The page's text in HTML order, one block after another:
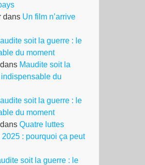
dans Un film n’arrive
soit la guerre : le
du moment
dans Maudite soit la
du
soit la guerre : le
du moment
dans Quatre luttes
: pourquoi ça peut
soit la guerre : le